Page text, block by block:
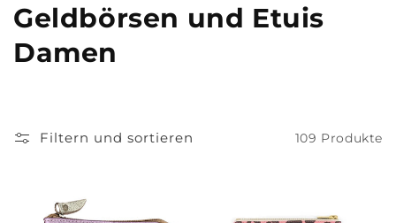
K
a
Geldbörsen und Etuis
Damen
Filtern und sortieren 109 Produkte